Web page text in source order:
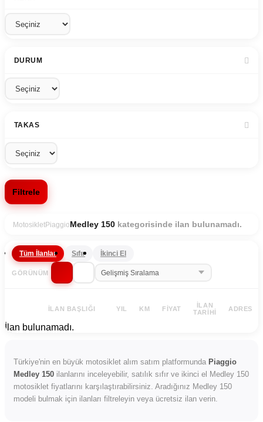
DURUM
TAKAS
Filtrele
MotosikletPiaggio Medley 150 kategorisinde ilan bulunamadı.
Tüm İlanlar Sıfır İkinci El
GÖRÜNÜM
İLAN BAŞLIĞI YIL KM FIYAT
İLAN
TARIHI
ADRES
İlan bulunamadı.
Türkiye'nin en büyük motosiklet alım satım platformunda Piaggio
Medley 150 ilanlarını inceleyebilir, satılık sıfır ve ikinci el Medley 150
motosiklet fiyatlarını karşılaştırabilirsiniz. Aradığınız Medley 150
modeli bulmak için ilanları filtreleyin veya ücretsiz ilan verin.